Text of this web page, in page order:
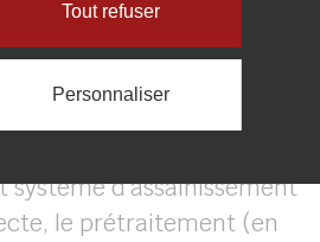
PUBLIC
(SPANC)
collectif est défini
d’assainissement
le prétraitement (en
Tout refuser
Personnaliser